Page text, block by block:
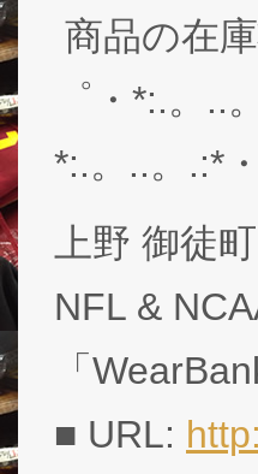
商品の在
゜・*:.。..
*:.。..。.:*
上野 御徒
NFL &
「
■ URL: